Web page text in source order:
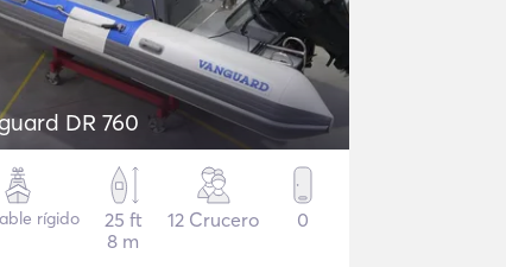
DR 760
rígido
25 ft
8 m
12 Crucero 0